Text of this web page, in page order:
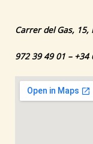
Carrer del Gas, 15,
972 39 49 01 – +34